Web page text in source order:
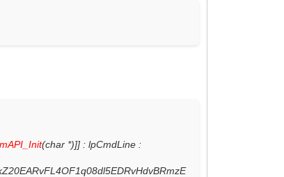
(char *)]] : lpCmdLine :